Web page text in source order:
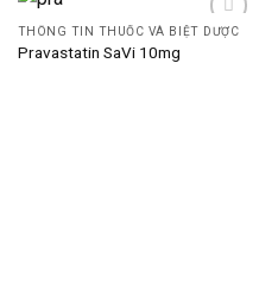
THÔNG TIN THUỐC VÀ BIỆT DƯỢC
Pravastatin SaVi 10mg